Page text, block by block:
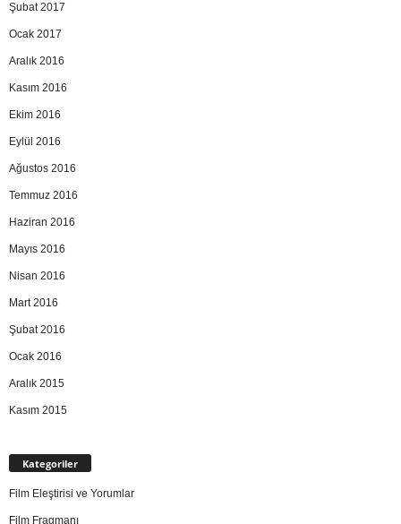
Şubat 2017
Ocak 2017
Aralık 2016
Kasım 2016
Ekim 2016
Eylül 2016
Ağustos 2016
Temmuz 2016
Haziran 2016
Mayıs 2016
Nisan 2016
Mart 2016
Şubat 2016
Ocak 2016
Aralık 2015
Kasım 2015
Kategoriler
Film Eleştirisi ve Yorumlar
Film Fragmanı